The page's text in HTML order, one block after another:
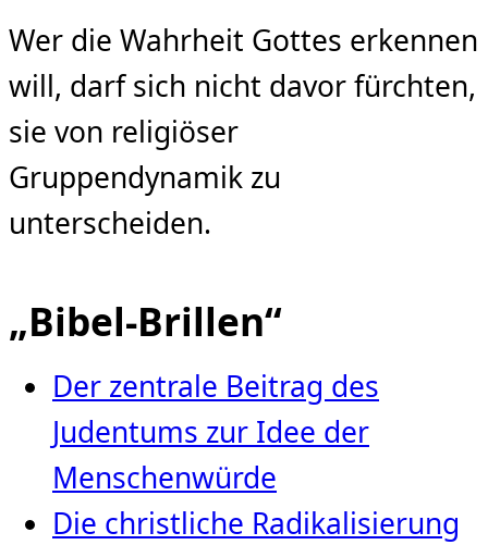
Wer die Wahrheit Gottes erkennen
will, darf sich nicht davor fürchten,
sie von religiöser
Gruppendynamik zu
unterscheiden.
„Bibel-Brillen“
Der zentrale Beitrag des
Judentums zur Idee der
Menschenwürde
Die christliche Radikalisierung